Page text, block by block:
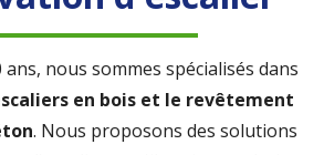
nous sommes spécialisés dans
en bois et le revêtement
. Nous proposons des solutions